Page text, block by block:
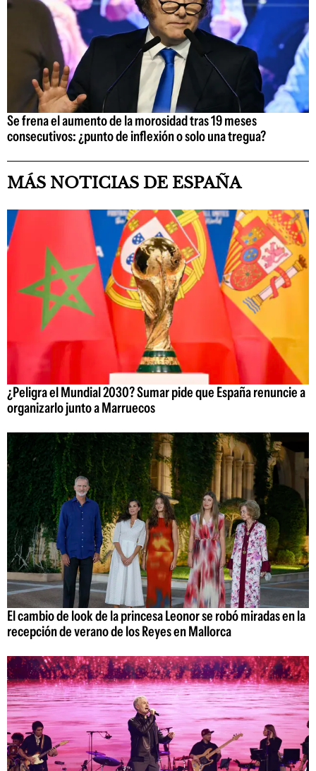
Se frena el aumento de la morosidad tras 19 meses
consecutivos: ¿punto de inflexión o solo una tregua?
MÁS NOTICIAS DE ESPAÑA
¿Peligra el Mundial 2030? Sumar pide que España renuncie a
organizarlo junto a Marruecos
El cambio de look de la princesa Leonor se robó miradas en la
recepción de verano de los Reyes en Mallorca